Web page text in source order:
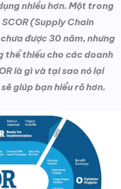
nhiều hơn. Một trong
(Supply Chain
được 30 năm, nhưng
thể thiếu cho các doanh
là gì và tại sao nó lại
giúp bạn hiểu rõ hơn.